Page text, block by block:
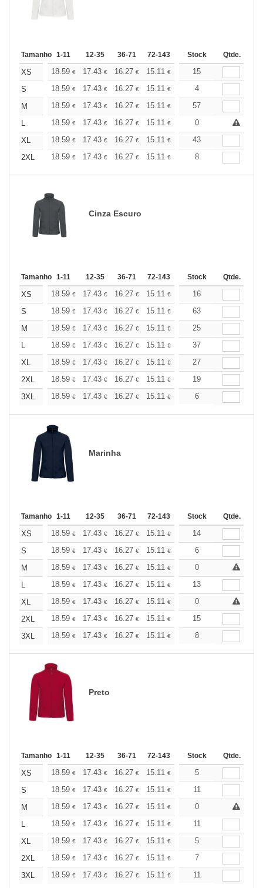
Tamanho 1-11 12-35 36-71 72-143 144-287 288 +
Stock Qtde.
XS 18.59 € 17.43 € 16.27 € 15.11 € 13.94€
15
S
18.59 € 17.43 € 16.27 € 15.11 € 13.94
4
M
18.59 € 17.43 € 16.27 € 15.11 € 13.94€
57
L
18.59 € 17.43 € 16.27 € 15.11 € 13.94 €
0
XL
18.59 € 17.43 € 16.27 € 15.11 € 13.94€
43
2XL
18.59 € 17.43 € 16.27 € 15.11 € 13.94
8
Cinza Escuro
Tamanho 1-11 12-35 36-71 72-143 144-287 288 +
Stock Qtde.
XS 18.59 € 17.43 € 16.27 € 15.11 € 13.94€
16
S
18.59 € 17.43 € 16.27 € 15.11 € 13.94€
63
M
18.59 € 17.43 € 16.27 € 15.11 € 13.94€
25
L
18.59 € 17.43 € 16.27 € 15.11 € 13.94€
37
XL
18.59 € 17.43 € 16.27 € 15.11 € 13.94€
27
2XL
18.59 € 17.43 € 16.27 € 15.11 € 13.94€
19
3XL
18.59 € 17.43 € 16.27 € 15.11 € 13.94
6
Marinha
Tamanho 1-11 12-35 36-71 72-143 144-287 288 +
Stock Qtde.
XS 18.59 € 17.43 € 16.27 € 15.11 € 13.94€
14
S
18.59 € 17.43 € 16.27 € 15.11 € 13.94
6
M
18.59 € 17.43 € 16.27 € 15.11 € 13.94 €
0
L
18.59 € 17.43 € 16.27 € 15.11 € 13.94€
13
XL
18.59 € 17.43 € 16.27 € 15.11 € 13.94 €
0
2XL
18.59 € 17.43 € 16.27 € 15.11 € 13.94€
15
3XL
18.59 € 17.43 € 16.27 € 15.11 € 13.94
8
Preto
Tamanho 1-11 12-35 36-71 72-143 144-287 288 +
Stock Qtde.
XS 18.59 € 17.43 € 16.27 € 15.11 € 13.94
5
S
18.59 € 17.43 € 16.27 € 15.11 € 13.94
11
M
18.59 € 17.43 € 16.27 € 15.11 € 13.94 €
0
L
18.59 € 17.43 € 16.27 € 15.11 € 13.94
11
XL
18.59 € 17.43 € 16.27 € 15.11 € 13.94
5
2XL
18.59 € 17.43 € 16.27 € 15.11 € 13.94
7
3XL
18.59 € 17.43 € 16.27 € 15.11 € 13.94
11